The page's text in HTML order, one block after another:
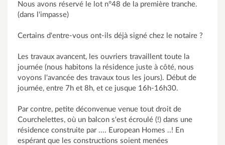
Nous avons réservé le lot n°48 de la première tranche.
(dans l'impasse)
Certains d'entre-vous ont-ils déjà signé chez le notaire ?
Les travaux avancent, les ouvriers travaillent toute la
journée (nous habitons la résidence juste à côté, nous
voyons l'avancée des travaux tous les jours). Début de
journée, entre 7h et 8h, et ce jusque 16h-16h30.
Par contre, petite déconvenue venue tout droit de
Courchelettes, où un balcon s'est écroulé (!) dans une
résidence construite par .... European Homes ..! En
espérant que les constructions soient menées